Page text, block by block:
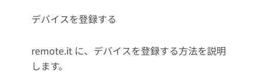
デバイスを登録する
remote.it に、デバイスを登録する方法を説明
します。